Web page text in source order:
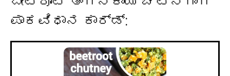
ಪಾಕವಿಧಾನ ಕಾರ್ಡ್: